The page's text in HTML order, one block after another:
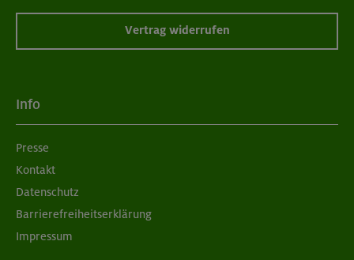
Vertrag widerrufen
Info
Presse
Kontakt
Datenschutz
Barrierefreiheitserklärung
Impressum